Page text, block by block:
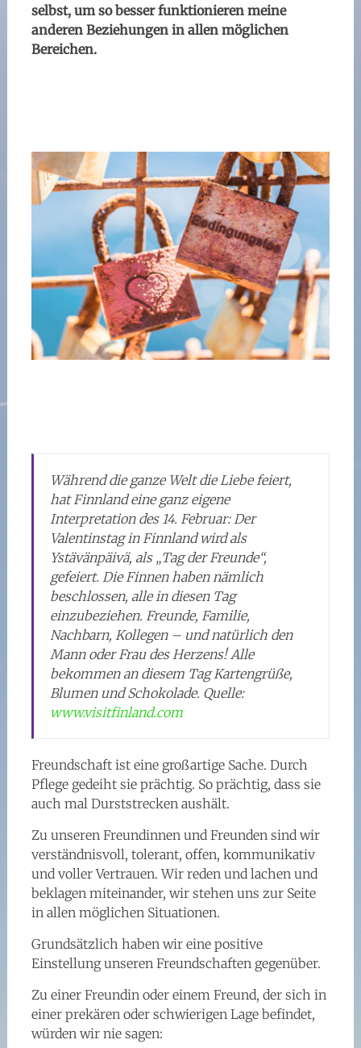
selbst, um so besser funktionieren meine
anderen Beziehungen in allen möglichen
Bereichen.
Während die ganze Welt die Liebe feiert,
hat Finnland eine ganz eigene
Interpretation des 14. Februar: Der
Valentinstag in Finnland wird als
Ystävänpäivä, als „Tag der Freunde“,
gefeiert. Die Finnen haben nämlich
beschlossen, alle in diesen Tag
einzubeziehen. Freunde, Familie,
Nachbarn, Kollegen – und natürlich den
Mann oder Frau des Herzens! Alle
bekommen an diesem Tag Kartengrüße,
Blumen und Schokolade. Quelle:
www.visitfinland.com
Freundschaft ist eine großartige Sache. Durch
Pflege gedeiht sie prächtig. So prächtig, dass sie
auch mal Durststrecken aushält.
Zu unseren Freundinnen und Freunden sind wir
verständnisvoll, tolerant, offen, kommunikativ
und voller Vertrauen. Wir reden und lachen und
beklagen miteinander, wir stehen uns zur Seite
in allen möglichen Situationen.
Grundsätzlich haben wir eine positive
Einstellung unseren Freundschaften gegenüber.
Zu einer Freundin oder einem Freund, der sich in
einer prekären oder schwierigen Lage befindet,
würden wir nie sagen: